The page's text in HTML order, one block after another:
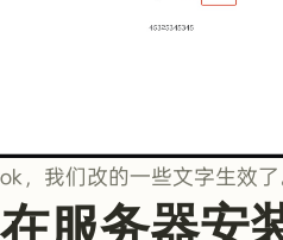
ok，我们改的一些文字生效了
在服务器安